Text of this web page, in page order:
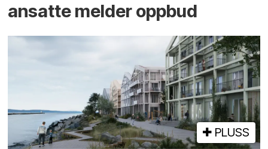
ansatte melder oppbud
PLUSS